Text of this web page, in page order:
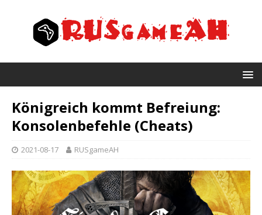
Königreich kommt Befreiung:
Konsolenbefehle (Cheats)
2021-08-17 RUSgameAH